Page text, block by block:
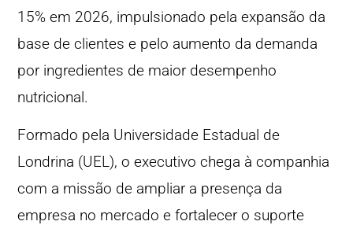
15% em 2026, impulsionado pela expansão da
base de clientes e pelo aumento da demanda
por ingredientes de maior desempenho
nutricional.
Formado pela Universidade Estadual de
Londrina (UEL), o executivo chega à companhia
com a missão de ampliar a presença da
empresa no mercado e fortalecer o suporte